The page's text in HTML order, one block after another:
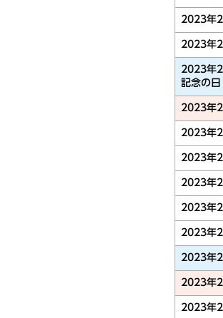
2023年
2023年
2023年
記念の日
2023年
2023年
2023年
2023年
2023年
2023年
2023年
2023年
2023年